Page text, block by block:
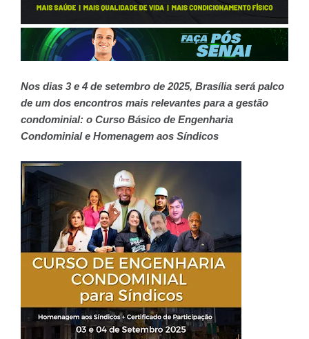
Nos dias 3 e 4 de setembro de 2025, Brasília será palco
de um dos encontros mais relevantes para a gestão
condominial: o Curso Básico de Engenharia
Condominial e Homenagem aos Síndicos